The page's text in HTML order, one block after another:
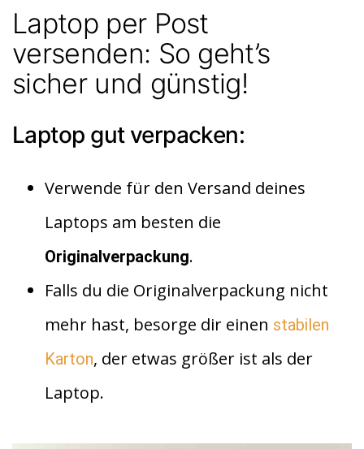
Laptop per Post
versenden: So geht’s
sicher und günstig!
Laptop gut verpacken:
Verwende für den Versand deines
Laptops am besten die
Originalverpackung.
Falls du die Originalverpackung nicht
mehr hast, besorge dir einen stabilen
Karton, der etwas größer ist als der
Laptop.